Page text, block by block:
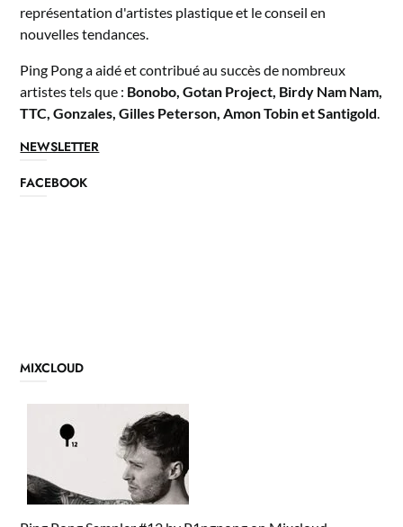
représentation d'artistes plastique et le conseil en
nouvelles tendances.
Ping Pong a aidé et contribué au succès de nombreux
artistes tels que : Bonobo, Gotan Project, Birdy Nam Nam,
TTC, Gonzales, Gilles Peterson, Amon Tobin et Santigold
NEWSLETTER
FACEBOOK
MIXCLOUD